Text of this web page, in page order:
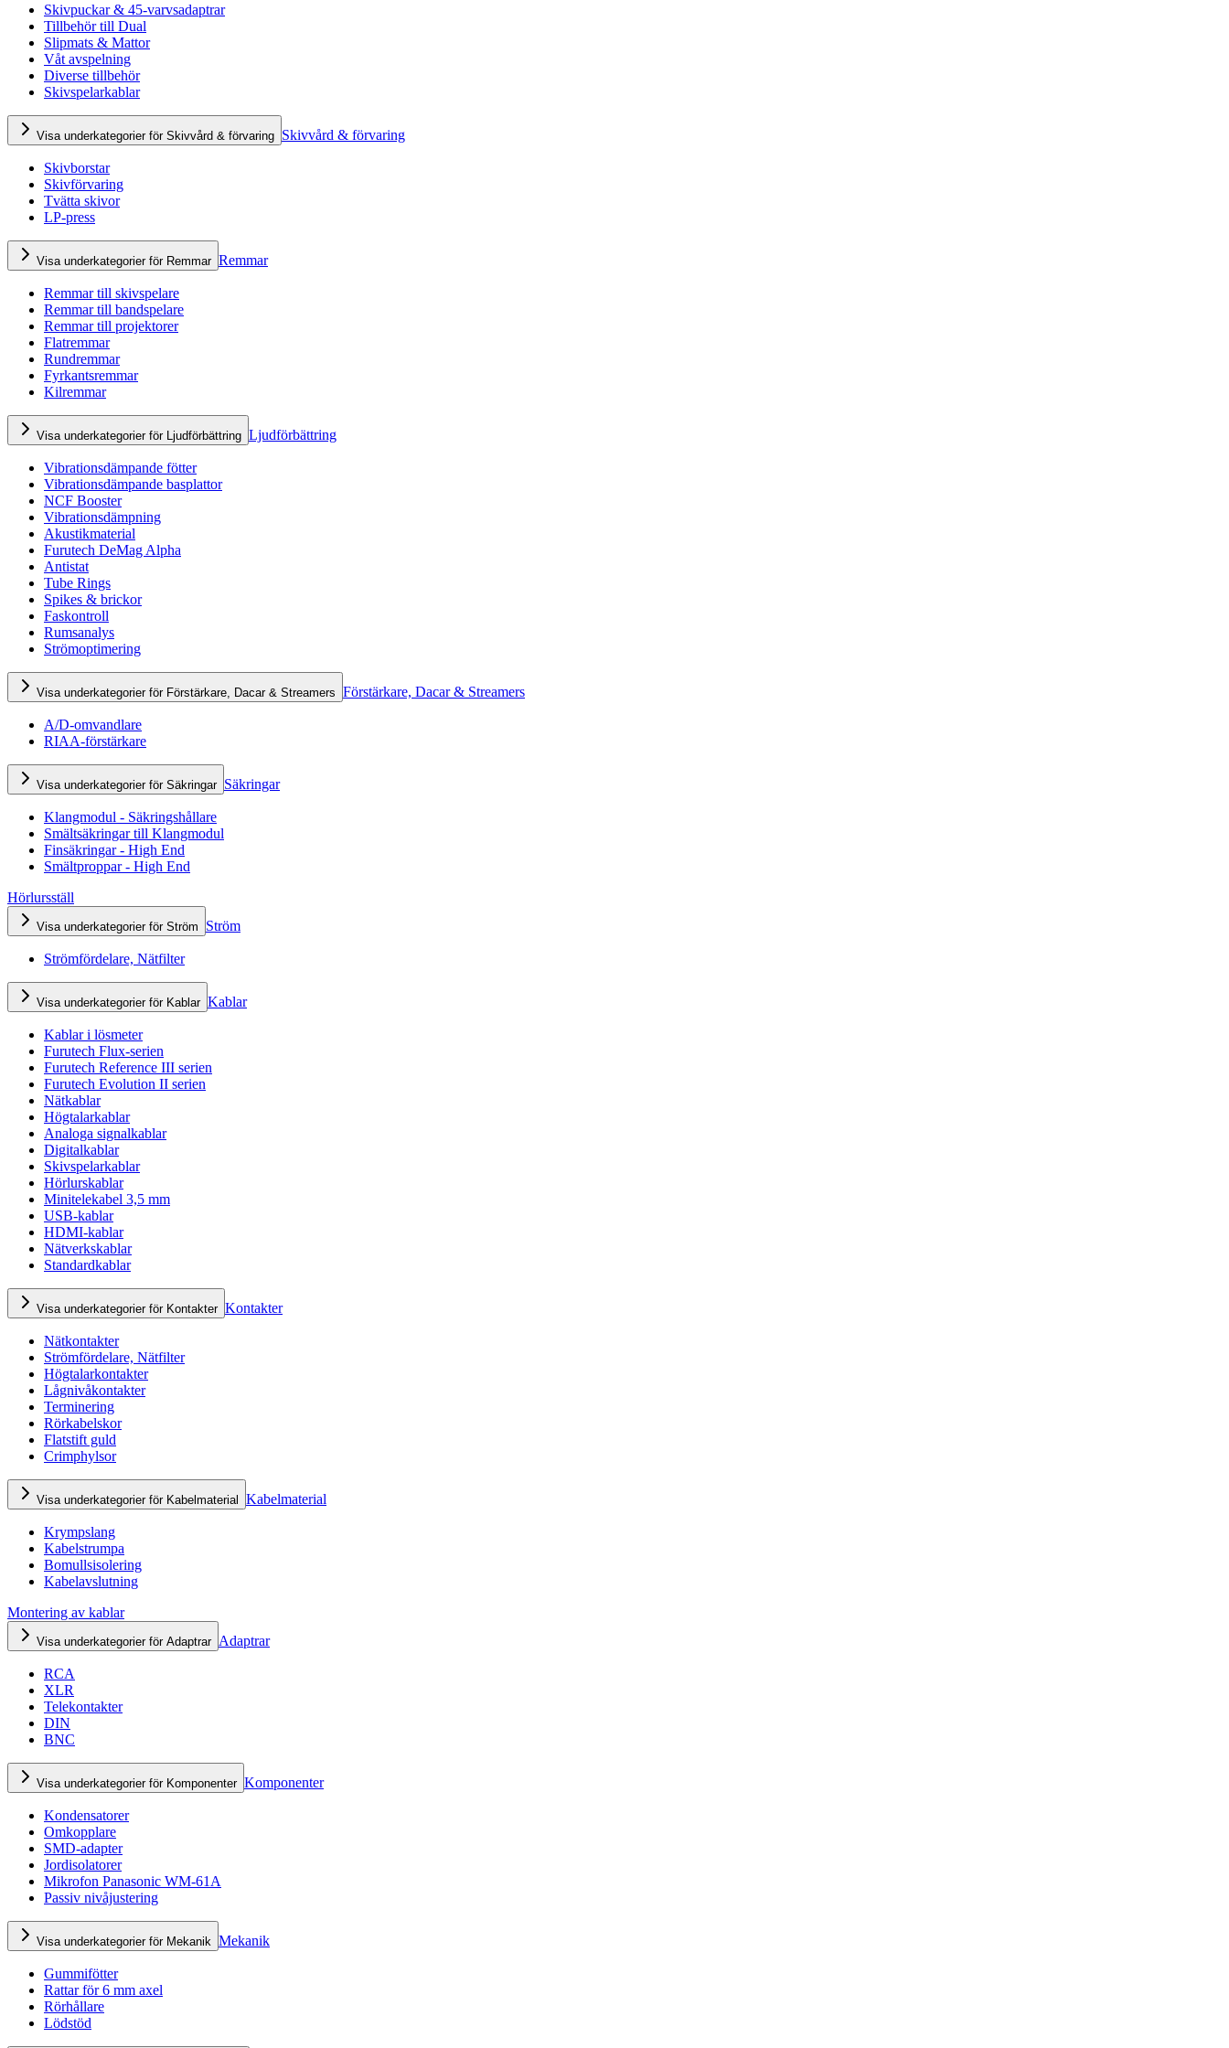
Skivpuckar & 45-varvsadaptrar
Tillbehör till Dual
Slipmats & Mattor
Våt avspelning
Diverse tillbehör
Skivspelarkablar
Visa underkategorier för Skivvård & förvaring Skivvård & förvaring
Skivborstar
Skivförvaring
Tvätta skivor
LP-press
Visa underkategorier för Remmar Remmar
Remmar till skivspelare
Remmar till bandspelare
Remmar till projektorer
Flatremmar
Rundremmar
Fyrkantsremmar
Kilremmar
Visa underkategorier för Ljudförbättring Ljudförbättring
Vibrationsdämpande fötter
Vibrationsdämpande basplattor
NCF Booster
Vibrationsdämpning
Akustikmaterial
Furutech DeMag Alpha
Antistat
Tube Rings
Spikes & brickor
Faskontroll
Rumsanalys
Strömoptimering
Visa underkategorier för Förstärkare, Dacar & Streamers Förstärkare, Dacar & Streamers
A/D-omvandlare
RIAA-förstärkare
Visa underkategorier för Säkringar Säkringar
Klangmodul - Säkringshållare
Smältsäkringar till Klangmodul
Finsäkringar - High End
Smältproppar - High End
Hörlursställ
Visa underkategorier för Ström Ström
Strömfördelare, Nätfilter
Visa underkategorier för Kablar Kablar
Kablar i lösmeter
Furutech Flux-serien
Furutech Reference III serien
Furutech Evolution II serien
Nätkablar
Högtalarkablar
Analoga signalkablar
Digitalkablar
Skivspelarkablar
Hörlurskablar
Minitelekabel 3,5 mm
USB-kablar
HDMI-kablar
Nätverkskablar
Standardkablar
Visa underkategorier för Kontakter Kontakter
Nätkontakter
Strömfördelare, Nätfilter
Högtalarkontakter
Lågnivåkontakter
Terminering
Rörkabelskor
Flatstift guld
Crimphylsor
Visa underkategorier för Kabelmaterial Kabelmaterial
Krympslang
Kabelstrumpa
Bomullsisolering
Kabelavslutning
Montering av kablar
Visa underkategorier för Adaptrar Adaptrar
RCA
XLR
Telekontakter
DIN
BNC
Visa underkategorier för Komponenter Komponenter
Kondensatorer
Omkopplare
SMD-adapter
Jordisolatorer
Mikrofon Panasonic WM-61A
Passiv nivåjustering
Visa underkategorier för Mekanik Mekanik
Gummifötter
Rattar för 6 mm axel
Rörhållare
Lödstöd